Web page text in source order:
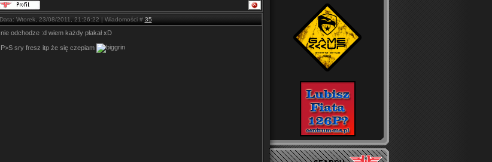
Data: Wtorek, 23/08/2011, 21:26:22 | Wiadomości # 35
nie odchodze :d wiem każdy płakał xD
P>S sry fresz itp że się czepiam